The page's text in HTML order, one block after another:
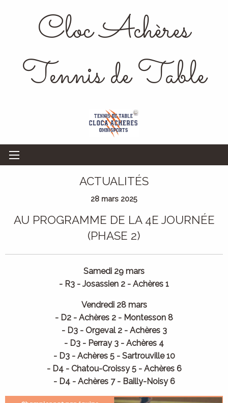
Cloc Achères
Tennis de Table
ACTUALITÉS
28 mars 2025
AU PROGRAMME DE LA 4E JOURNÉE
(PHASE 2)
Samedi 29 mars
- R3 - Josassien 2 - Achères 1
Vendredi 28 mars
- D2 - Achères 2 - Montesson 8
- D3 - Orgeval 2 - Achères 3
- D3 - Perray 3 - Achères 4
- D3 - Achères 5 - Sartrouville 10
- D4 - Chatou-Croissy 5 - Achères 6
- D4 - Achères 7 - Bailly-Noisy 6